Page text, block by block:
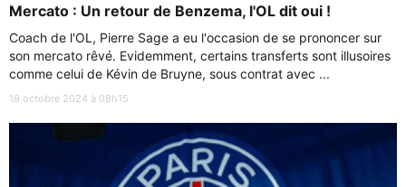
Mercato : Un retour de Benzema, l'OL dit oui !
Coach de l'OL, Pierre Sage a eu l'occasion de se prononcer sur
son mercato rêvé. Evidemment, certains transferts sont illusoires
comme celui de Kévin de Bruyne, sous contrat avec ...
19 octobre 2024 à 08h15